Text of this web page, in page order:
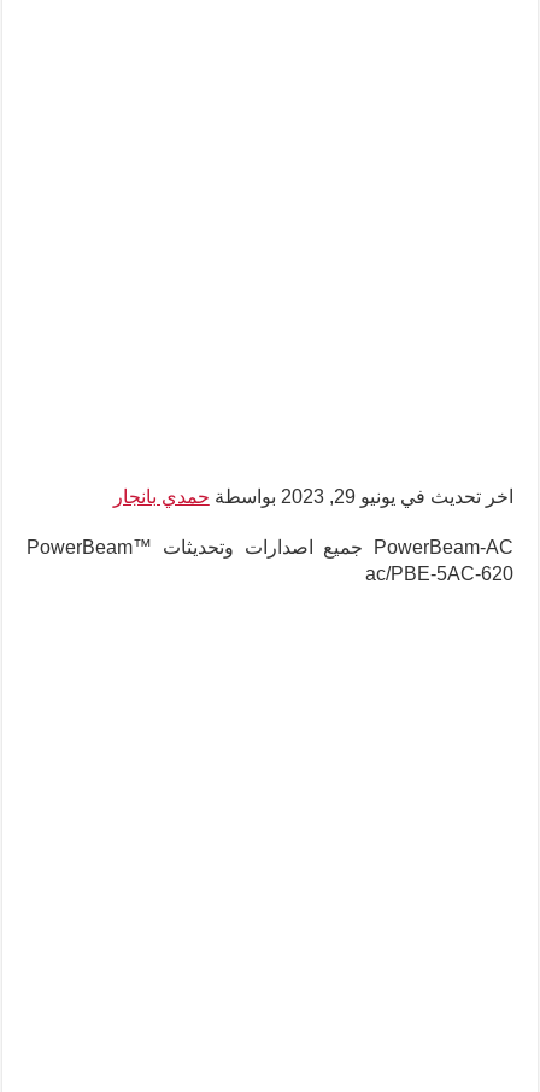
اخر تحديث في يونيو 29, 2023 بواسطة حمدي بانجار
PowerBeam-AC جميع اصدارات وتحديثات PowerBeam™
ac/PBE-5AC-620